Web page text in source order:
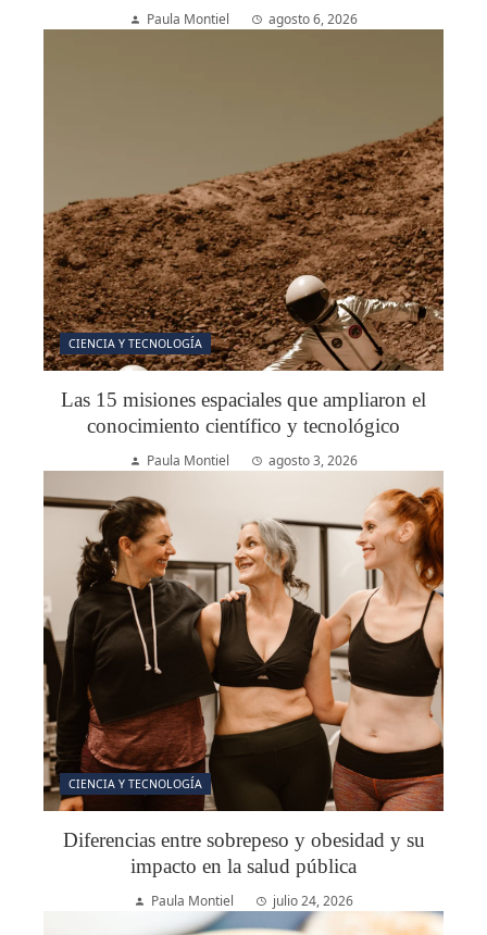
Paula Montiel agosto 6, 2026
CIENCIA Y TECNOLOGÍA
Las 15 misiones espaciales que ampliaron el
conocimiento científico y tecnológico
Paula Montiel agosto 3, 2026
CIENCIA Y TECNOLOGÍA
Diferencias entre sobrepeso y obesidad y su
impacto en la salud pública
Paula Montiel julio 24, 2026